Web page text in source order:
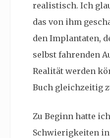
realistisch. Ich
das von ihm
den Implantaten,
selbst fahrenden
Realität werden
Buch gleichzeitig
Zu Beginn hatte
Schwierigkeiten in